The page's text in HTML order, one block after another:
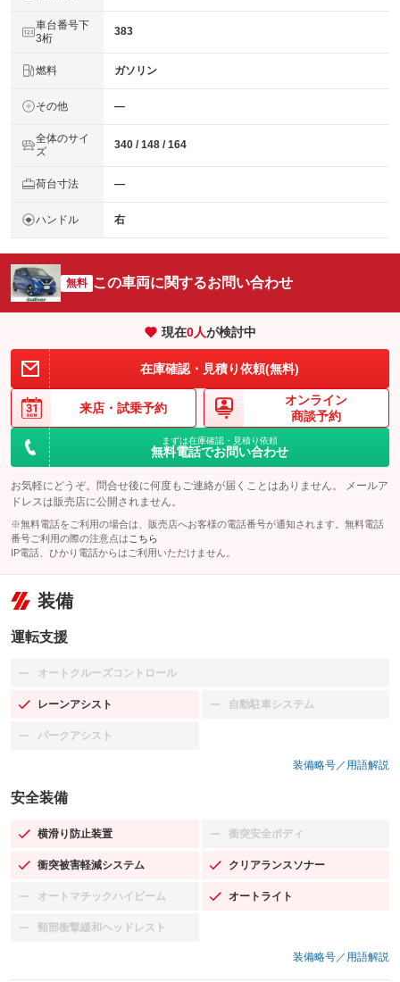
車台番号下
3桁
383
燃料 ガソリン
その他 ―
全体のサイ
ズ
340 / 148 / 164
荷台寸法 ―
ハンドル 右
無料 この車両に関するお問い合わせ
現在0人が検討中
在庫確認・見積り依頼(無料)
来店・ 試乗予約
オンライン
商談予約
まずは在庫確認・見積り依頼
無料電話でお問い合わせ
お気軽にどうぞ。問合せ後に何度もご連絡が届くことはありません。 メールア
ドレスは販売店に公開されません。
※無料電話をご利用の場合は、販売店へお客様の電話番号が通知されます。無料電話
番号ご利用の際の注意点は こちら
IP電話、ひかり電話からはご利用いただけません。
装備
運転支援
オートクルーズコントロール
：装備なし
レーンアシスト
：装備あり 自動駐車システム
：装備なし
パークアシスト
：装備なし
装備略号／用語解説
安全装備
横滑り防止装置
：装備あり 衝突安全ボディ
：装備なし
衝突被害軽減システム
：装備あり クリアランスソナー
：装備あり
オートマチックハイビーム
：装備なし オートライト
：装備あり
頸部衝撃緩和ヘッドレスト
：装備なし
装備略号／用語解説